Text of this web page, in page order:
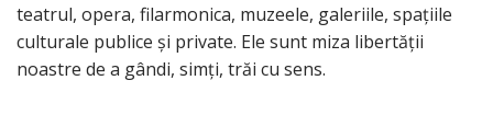
teatrul, opera, filarmonica, muzeele, galeriile, spațiile
culturale publice și private. Ele sunt miza libertății
noastre de a gândi, simți, trăi cu sens.